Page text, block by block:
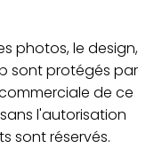
photos, le design,
sont protégés par
de ce
l'autorisation
sont réservés.